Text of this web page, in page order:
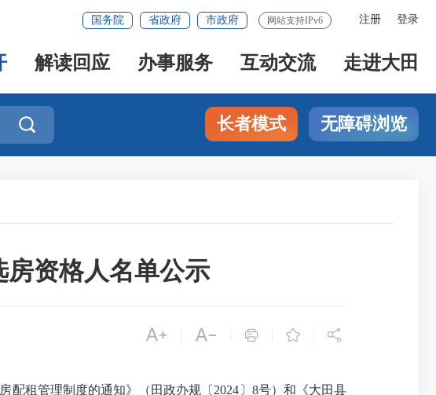
注册 登录
国务院 省政府 市政府 网站支持IPv6
解读回应 办事服务 互动交流 走进大田
 长者模式 无障碍浏览
房资格人名单公示
    
租管理制度的通知》（田政办规〔2024〕8号）和《大田县